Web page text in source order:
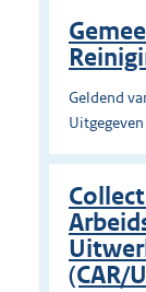
Geldend
(CAR/